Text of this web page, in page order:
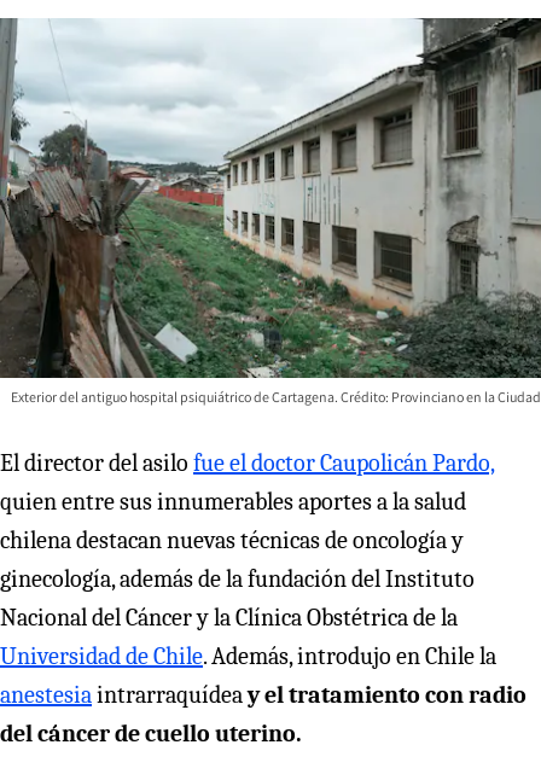
Exterior del antiguo hospital psiquiátrico de Cartagena. Crédito: Provinciano en la Ciudad
El director del asilo fue el doctor Caupolicán Pardo,
quien entre sus innumerables aportes a la salud
chilena destacan nuevas técnicas de oncología y
ginecología, además de la fundación del Instituto
Nacional del Cáncer y la Clínica Obstétrica de la
Universidad de Chile. Además, introdujo en Chile la
anestesiaintrarraquídeay el tratamiento con radio
del cáncer de cuello uterino.